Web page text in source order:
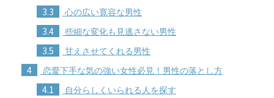
3.3 心の広い寛容な男性
3.4 些細な変化も見逃さない男性
3.5 甘えさせてくれる男性
4 恋愛下手な気の強い女性必見！男性の落とし方
4.1 自分らしくいられる人を探す